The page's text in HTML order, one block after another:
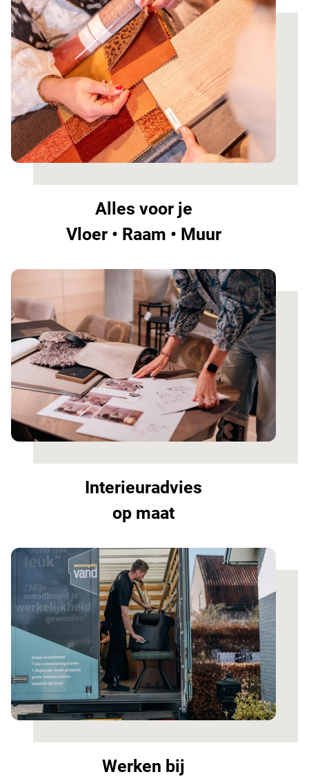
Alles voor je
Vloer • Raam • Muur
Interieuradvies
op maat
Werken bij